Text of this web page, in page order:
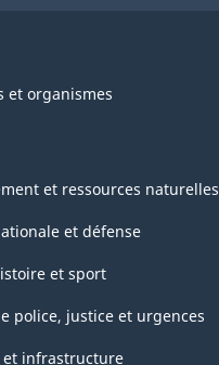
et organismes
et ressources naturelles
et défense
et sport
police, justice et urgences
et infrastructure